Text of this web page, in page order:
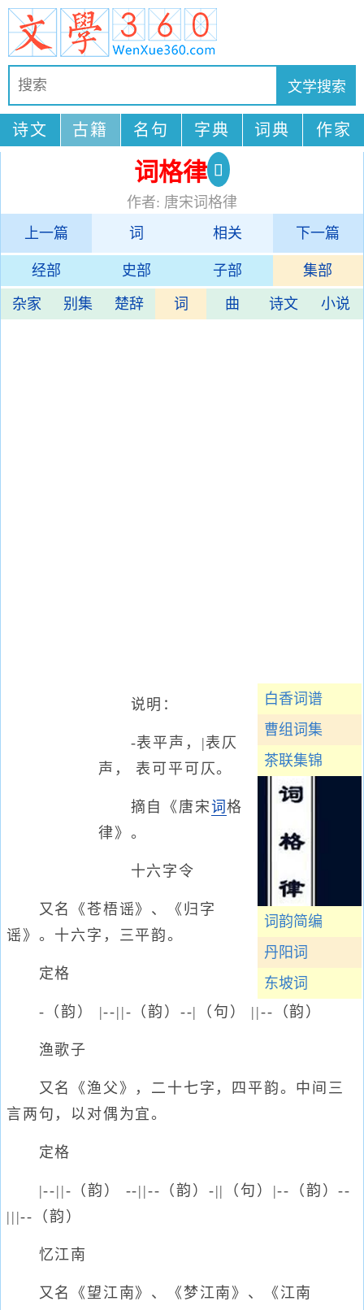
诗文 古籍 名句 字典 词典 作家
词格律
作者: 唐宋词格律
上一篇
词 相关 下一篇
经部 史部 子部 集部
杂家 别集 楚辞 词 曲 诗文 小说
白香词谱
曹组词集
茶联集锦
词韵简编
丹阳词
东坡词
说明：
-表平声，|表仄
声， 表可平可仄。
摘自《唐宋词格
律》。
十六字令
又名《苍梧谣》、《归字
谣》。十六字，三平韵。
定格
-（韵） |--||-（韵）--|（句） ||--（韵）
渔歌子
又名《渔父》，二十七字，四平韵。中间三
言两句，以对偶为宜。
定格
|--||-（韵） --||--（韵）-||（句）|--（韵）--
|||--（韵）
忆江南
又名《望江南》、《梦江南》、《江南